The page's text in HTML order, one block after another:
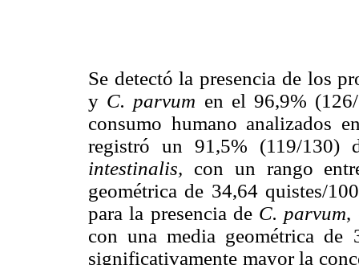
Se detectó la presencia de los
y C. parvum en el 96,9%
consumo humano analizados
registró un 91,5% (119/130)
intestinalis, con un rango
geométrica de 34,64 quistes/
para la presencia de C. parvum,
con una media geométrica de
significativamente mayor la